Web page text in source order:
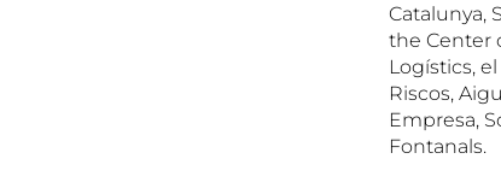
Catalunya,
the Center
Logístics,
Riscos,
Empresa,
Fontanals.